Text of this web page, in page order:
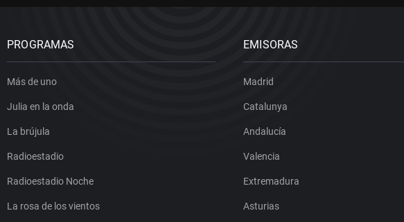
PROGRAMAS
Más de uno
Julia en la onda
La brújula
Radioestadio
Radioestadio Noche
La rosa de los vientos
EMISORAS
Madrid
Catalunya
Andalucía
Valencia
Extremadura
Asturias